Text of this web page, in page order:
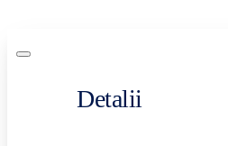
Detalii